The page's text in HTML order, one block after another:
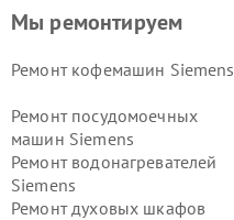
Мы ремонтируем
Ремонт кофемашин Siemens
Ремонт посудомоечных
машин Siemens
Ремонт водонагревателей
Siemens
Ремонт духовых шкафов